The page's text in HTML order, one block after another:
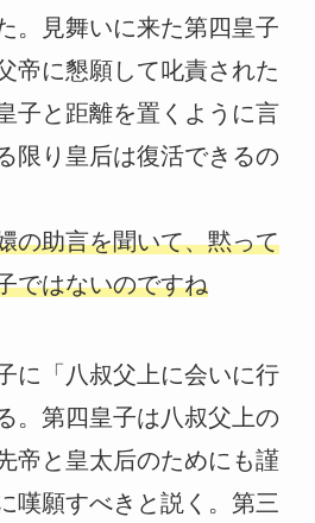
。見舞いに来た第四皇子
帝に懇願して叱責された
子と距離を置くように言
限り皇后は復活できるの
の助言を聞いて、黙って
ではないのですね
に「八叔父上に会いに行
。第四皇子は八叔父上の
帝と皇太后のためにも謹
嘆願すべきと説く。第三